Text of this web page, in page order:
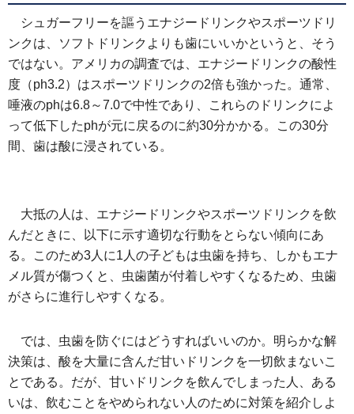
シュガーフリーを謳うエナジードリンクやスポーツドリ
ンクは、ソフトドリンクよりも歯にいいかというと、そう
ではない。アメリカの調査では、エナジードリンクの酸性
度（ph3.2）はスポーツドリンクの2倍も強かった。通常、
唾液のphは6.8～7.0で中性であり、これらのドリンクによ
って低下したphが元に戻るのに約30分かかる。この30分
間、歯は酸に浸されている。
大抵の人は、エナジードリンクやスポーツドリンクを飲
んだときに、以下に示す適切な行動をとらない傾向にあ
る。このため3人に1人の子どもは虫歯を持ち、しかもエナ
メル質が傷つくと、虫歯菌が付着しやすくなるため、虫歯
がさらに進行しやすくなる。
では、虫歯を防ぐにはどうすればいいのか。明らかな解
決策は、酸を大量に含んだ甘いドリンクを一切飲まないこ
とである。だが、甘いドリンクを飲んでしまった人、ある
いは、飲むことをやめられない人のために対策を紹介しよ